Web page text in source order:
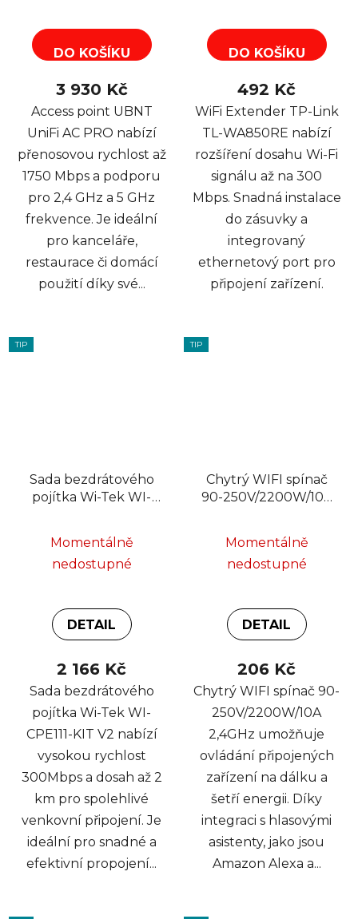
DO KOŠÍKU
3 930 Kč
Access point UBNT
UniFi AC PRO nabízí
přenosovou rychlost až
1750 Mbps a podporu
pro 2,4 GHz a 5 GHz
frekvence. Je ideální
pro kanceláře,
restaurace či domácí
použití díky své...
DO KOŠÍKU
492 Kč
WiFi Extender TP-Link
TL-WA850RE nabízí
rozšíření dosahu Wi-Fi
signálu až na 300
Mbps. Snadná instalace
do zásuvky a
integrovaný
ethernetový port pro
připojení zařízení.
TIP
Sada bezdrátového
pojítka Wi-Tek WI-
300Mbps, PoE
Momentálně
nedostupné
DETAIL
2 166 Kč
Sada bezdrátového
pojítka Wi-Tek WI-
CPE111-KIT V2 nabízí
vysokou rychlost
300Mbps a dosah až 2
km pro spolehlivé
venkovní připojení. Je
ideální pro snadné a
efektivní propojení...
TIP
Chytrý WIFI spínač
90-250V/2200W/10A
Momentálně
nedostupné
DETAIL
206 Kč
Chytrý WIFI spínač 90-
250V/2200W/10A
2,4GHz umožňuje
ovládání připojených
zařízení na dálku a
šetří energii. Díky
integraci s hlasovými
asistenty, jako jsou
Amazon Alexa a...